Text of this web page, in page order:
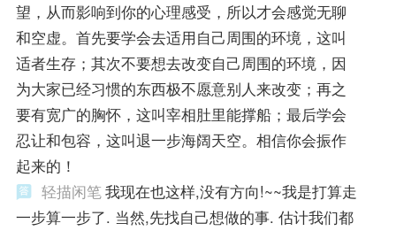
望，从而影响到你的心理感受，所以才会感觉无聊
和空虚。首先要学会去适用自己周围的环境，这叫
适者生存；其次不要想去改变自己周围的环境，因
为大家已经习惯的东西极不愿意别人来改变；再之
要有宽广的胸怀，这叫宰相肚里能撑船；最后学会
忍让和包容，这叫退一步海阔天空。相信你会振作
起来的！
轻描闲笔我现在也这样,没有方向!~~我是打算走
一步算一步了. 当然,先找自己想做的事. 估计我们都